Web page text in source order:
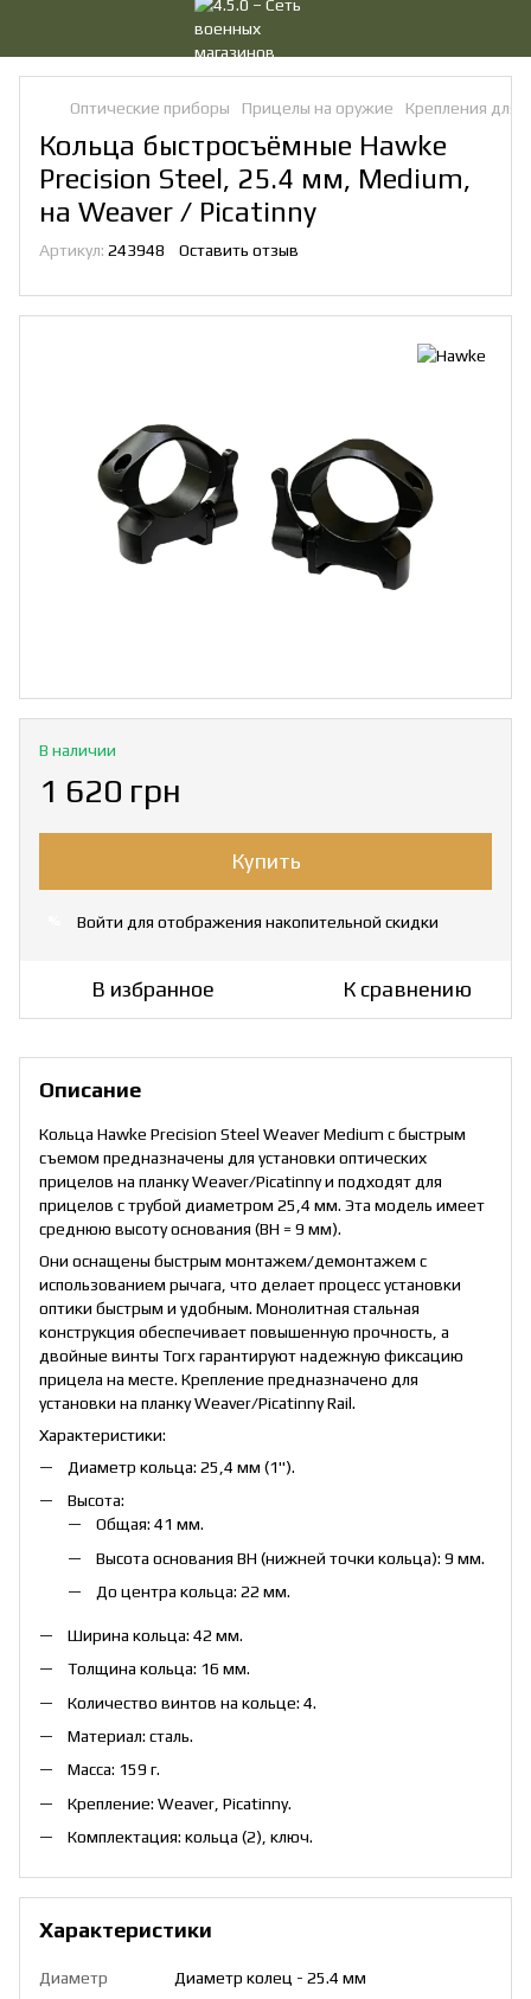
Оптические приборы Прицелы на оружие Крепления для
Кольца быстросъёмные Hawke
Precision Steel, 25.4 мм, Medium,
на Weaver / Picatinny
Артикул: 243948 Оставить отзыв
В наличии
1 620 грн
Купить
Войти для отображения накопительной скидки
В избранное К сравнению
Описание
Кольца Hawke Precision Steel Weaver Medium с быстрым
съемом предназначены для установки оптических
прицелов на планку Weaver/Picatinny и подходят для
прицелов с трубой диаметром 25,4 мм. Эта модель имеет
среднюю высоту основания (ВН = 9 мм).
Они оснащены быстрым монтажем/демонтажем с
использованием рычага, что делает процесс установки
оптики быстрым и удобным. Монолитная стальная
конструкция обеспечивает повышенную прочность, а
двойные винты Torx гарантируют надежную фиксацию
прицела на месте. Крепление предназначено для
установки на планку Weaver/Picatinny Rail.
Характеристики:
Диаметр кольца: 25,4 мм (1").
Высота:
Общая: 41 мм.
Высота основания ВН (нижней точки кольца): 9 мм.
До центра кольца: 22 мм.
Ширина кольца: 42 мм.
Толщина кольца: 16 мм.
Количество винтов на кольце: 4.
Материал: сталь.
Масса: 159 г.
Крепление: Weaver, Picatinny.
Комплектация: кольца (2), ключ.
Характеристики
Диаметр
Диаметр колец - 25.4 мм